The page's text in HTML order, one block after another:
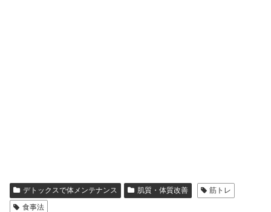
デトックスで体メンテナンス 肌質・体質改善
筋トレ
食事法